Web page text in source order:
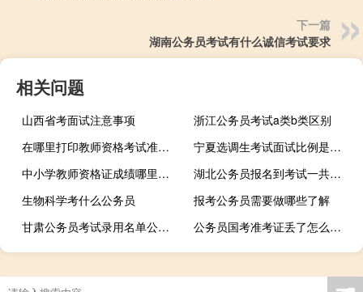
下一篇
湖南公务员考试有什么诚信考试要求
相关问题
山西省考面试注意事项
浙江公务员考试a类b类区别
在哪里打印教师资格考试准考证
宁夏选调生考试面试比例是多少
中小学教师资格证成绩哪里查询
湖北公务员报名到考试一共要多久
生物科学考什么公务员
报考公务员需要做哪些了解
甘肃公务员考试录用名单公示期是多少天
公务员国考准考证丢了怎么查成绩